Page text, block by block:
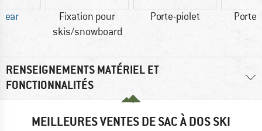
Fixation pour
skis/snowboard
Porte-piolet
RENSEIGNEMENTS MATÉRIEL ET
FONCTIONNALITÉS
MEILLEURES VENTES DE SAC À DOS SKI